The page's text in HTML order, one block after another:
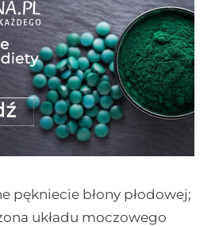
pękniecie błony płodowej;
układu moczowego